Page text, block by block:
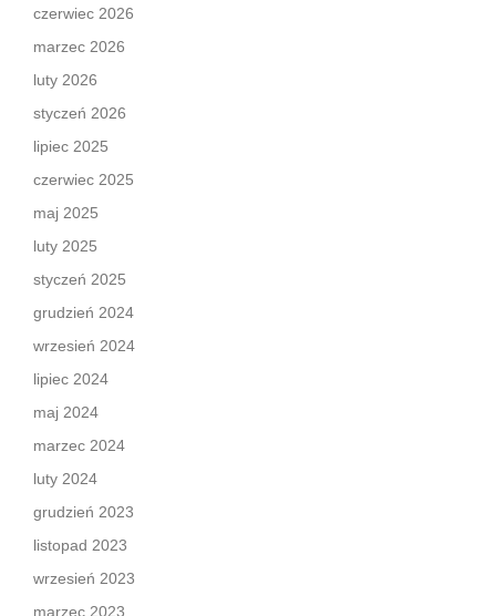
czerwiec 2026
marzec 2026
luty 2026
styczeń 2026
lipiec 2025
czerwiec 2025
maj 2025
luty 2025
styczeń 2025
grudzień 2024
wrzesień 2024
lipiec 2024
maj 2024
marzec 2024
luty 2024
grudzień 2023
listopad 2023
wrzesień 2023
marzec 2023